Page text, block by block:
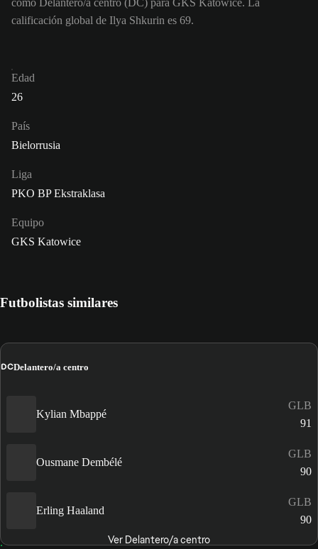
como Delantero/a centro (DC) para GKS Katowice. La
calificación global de Ilya Shkurin es 69.
Edad
26
País
Bielorrusia
Liga
PKO BP Ekstraklasa
Equipo
GKS Katowice
Futbolistas similares
DCDelantero/a centro
Kylian Mbappé
GLB
91
Ousmane Dembélé
GLB
90
Erling Haaland
GLB
90
Ver Delantero/a centro